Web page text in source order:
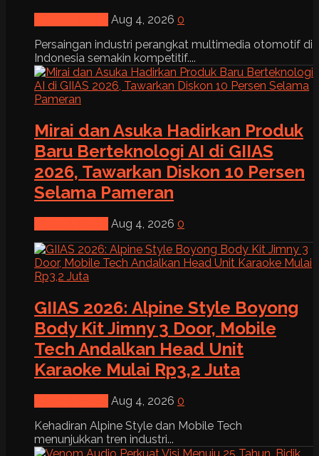
Aug 4, 2026 0
Persaingan industri perangkat multimedia otomotif di
Indonesia semakin kompetitif....
Mirai dan Asuka Hadirkan Produk
Baru Berteknologi AI di GIIAS
2026, Tawarkan Diskon 10 Persen
Selama Pameran
Aug 4, 2026 0
GIIAS 2026: Alpine Style Boyong
Body Kit Jimny 3 Door, Mobile
Tech Andalkan Head Unit
Karaoke Mulai Rp3,2 Juta
Aug 4, 2026 0
Kehadiran Alpine Style dan Mobile Tech
menunjukkan tren industri...